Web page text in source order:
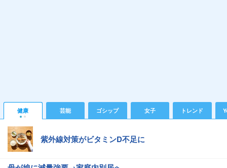
健康 芸能 ゴシップ 女子 トレンド
紫外線対策がビタミンD不足に